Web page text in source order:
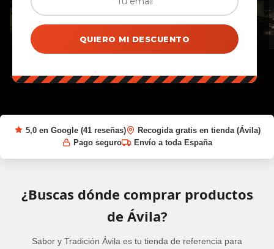
QUIERO MI DESCUENTO
5,0 en Google (41 reseñas)
Recogida gratis en tienda (Ávila)
Pago seguro
Envío a toda España
¿Buscas dónde comprar productos
de Ávila?
Sabor y Tradición Ávila es tu tienda de referencia para